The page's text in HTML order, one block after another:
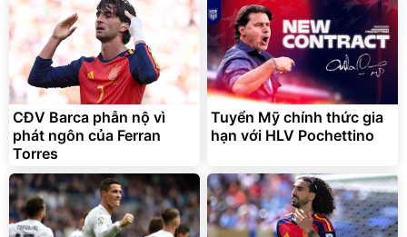
CĐV Barca phẫn nộ vì
phát ngôn của Ferran
Torres
Tuyển Mỹ chính thức gia
hạn với HLV Pochettino